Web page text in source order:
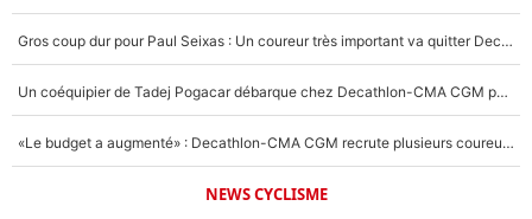
Gros coup dur pour Paul Seixas : Un coureur très important va quitter Decathlon-CMA CGM
Un coéquipier de Tadej Pogacar débarque chez Decathlon-CMA CGM pour épauler Paul Seixas : «Mes meilleures années sont à venir»
«Le budget a augmenté» : Decathlon-CMA CGM recrute plusieurs coureurs pour offrir à Paul Seixas une équipe pour gagner le Tour de France 2027
NEWS CYCLISME